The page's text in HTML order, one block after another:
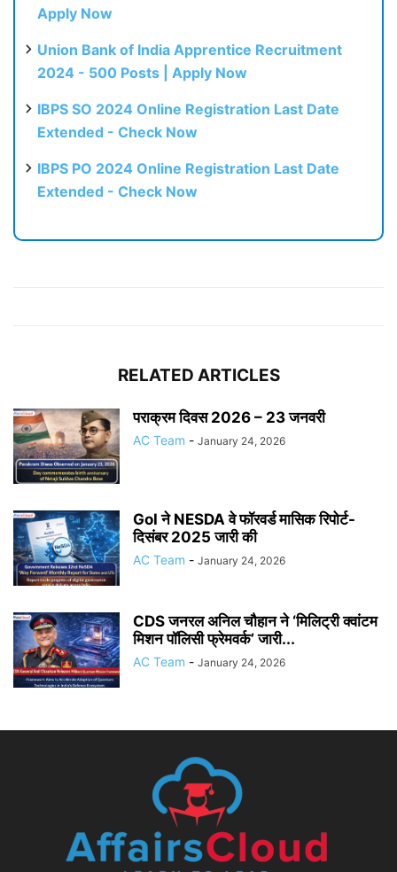
Apply Now
Union Bank of India Apprentice Recruitment
2024 - 500 Posts | Apply Now
IBPS SO 2024 Online Registration Last Date
Extended - Check Now
IBPS PO 2024 Online Registration Last Date
Extended - Check Now
RELATED ARTICLES
पराक्रम दिवस 2026 – 23 जनवरी
AC Team - January 24, 2026
GoI ने NESDA वे फॉरवर्ड मासिक रिपोर्ट-
दिसंबर 2025 जारी की
AC Team - January 24, 2026
CDS जनरल अनिल चौहान ने ‘मिलिट्री क्वांटम
मिशन पॉलिसी फ्रेमवर्क’ जारी...
AC Team - January 24, 2026